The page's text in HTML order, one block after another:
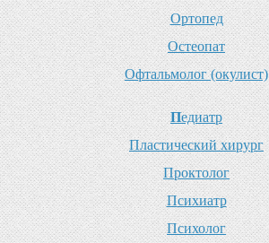
Ортопед
Остеопат
Офтальмолог (окулист)
Педиатр
Пластический хирург
Проктолог
Психиатр
Психолог